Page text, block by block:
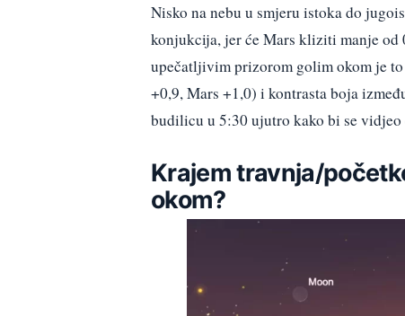
Nisko na nebu u smjeru istoka do
konjukcija, jer će Mars kliziti manje od
upečatljivim prizorom golim okom je
+0,9, Mars +1,0) i kontrasta boja
budilicu u 5:30 ujutro kako bi se
Krajem travnja/
okom?